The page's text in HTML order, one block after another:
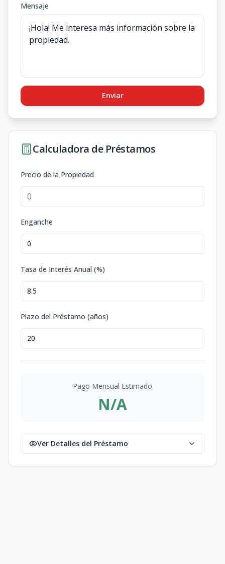
Mensaje
Enviar
Calculadora de Préstamos
Precio de la Propiedad
Enganche
Tasa de Interés Anual (%)
Plazo del Préstamo (años)
Pago Mensual Estimado
N/A
Ver Detalles del Préstamo